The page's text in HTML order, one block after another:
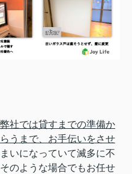
弊社では貸すまでの準備か
うまで、お手伝いをさせ
いになっていて滅多に不
のような場合でもお任せ